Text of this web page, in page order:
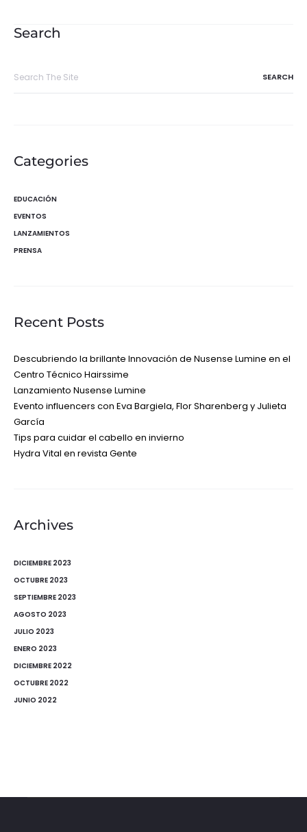
entradas
Search
Categories
EDUCACIÓN
EVENTOS
LANZAMIENTOS
PRENSA
Recent Posts
Descubriendo la brillante Innovación de Nusense Lumine en el
Centro Técnico Hairssime
Lanzamiento Nusense Lumine
Evento influencers con Eva Bargiela, Flor Sharenberg y Julieta
García
Tips para cuidar el cabello en invierno
Hydra Vital en revista Gente
Archives
DICIEMBRE 2023
OCTUBRE 2023
SEPTIEMBRE 2023
AGOSTO 2023
JULIO 2023
ENERO 2023
DICIEMBRE 2022
OCTUBRE 2022
JUNIO 2022